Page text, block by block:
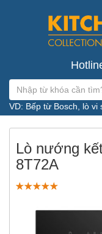
VD: Bếp từ Bosch, lò vi
Lò nướng
8T72A